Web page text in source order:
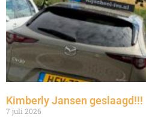
Kimberly Jansen geslaagd!!!
7 juli 2026